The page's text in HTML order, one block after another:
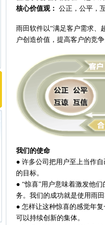
核心价值观： 公正，公平，
雨田软件以“满足客户需求、
户创造价值，提高客户的竞
我们的使命
● 许多公司把用户至上当作
的目标。
● “惊喜”用户意味着激发他
务。我们的成功就是使用雨
● 怎样让这种惊喜的感觉年
可以持续创新的集体。